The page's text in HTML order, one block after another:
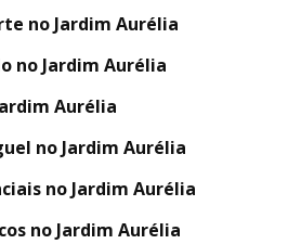
no Jardim Aurélia
no Jardim Aurélia
Aurélia
no Jardim Aurélia
no Jardim Aurélia
no Jardim Aurélia